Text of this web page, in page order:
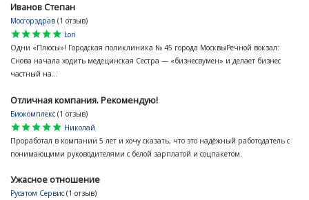
Иванов Степан
Мосгорздрав (1 отзыв)
star
star
star
star
star
Lori
Одни «Плюсы»! Городская поликлиника № 45 города МосквыРечной вокзал:
Снова начала ходить медецинская Сестра — «бизнесвумен» и делает бизнес
частный на...
Отличная компания. Рекомендую!
Биокомплекс (1 отзыв)
star
star
star
star
star
Николай
Проработал в компании 5 лет и хочу сказать, что это надёжный работодатель с
понимающими руководителями с белой зарплатой и соцпакетом.
Ужасное отношение
Русатом Сервис (1 отзыв)